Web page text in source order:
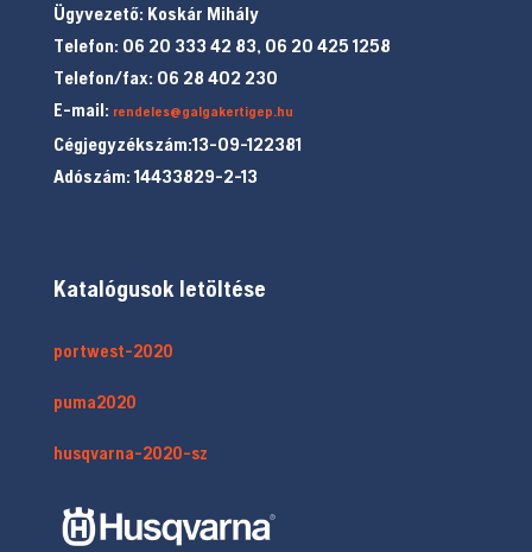
Ügyvezető: Koskár Mihály
Telefon: 06 20 333 42 83, 06 20 425 1258
Telefon/fax: 06 28 402 230
E-mail: rendeles@galgakertigep.hu
Cégjegyzékszám:13-09-122381
Adószám: 14433829-2-13
Katalógusok letöltése
portwest-2020
puma2020
husqvarna-2020-sz